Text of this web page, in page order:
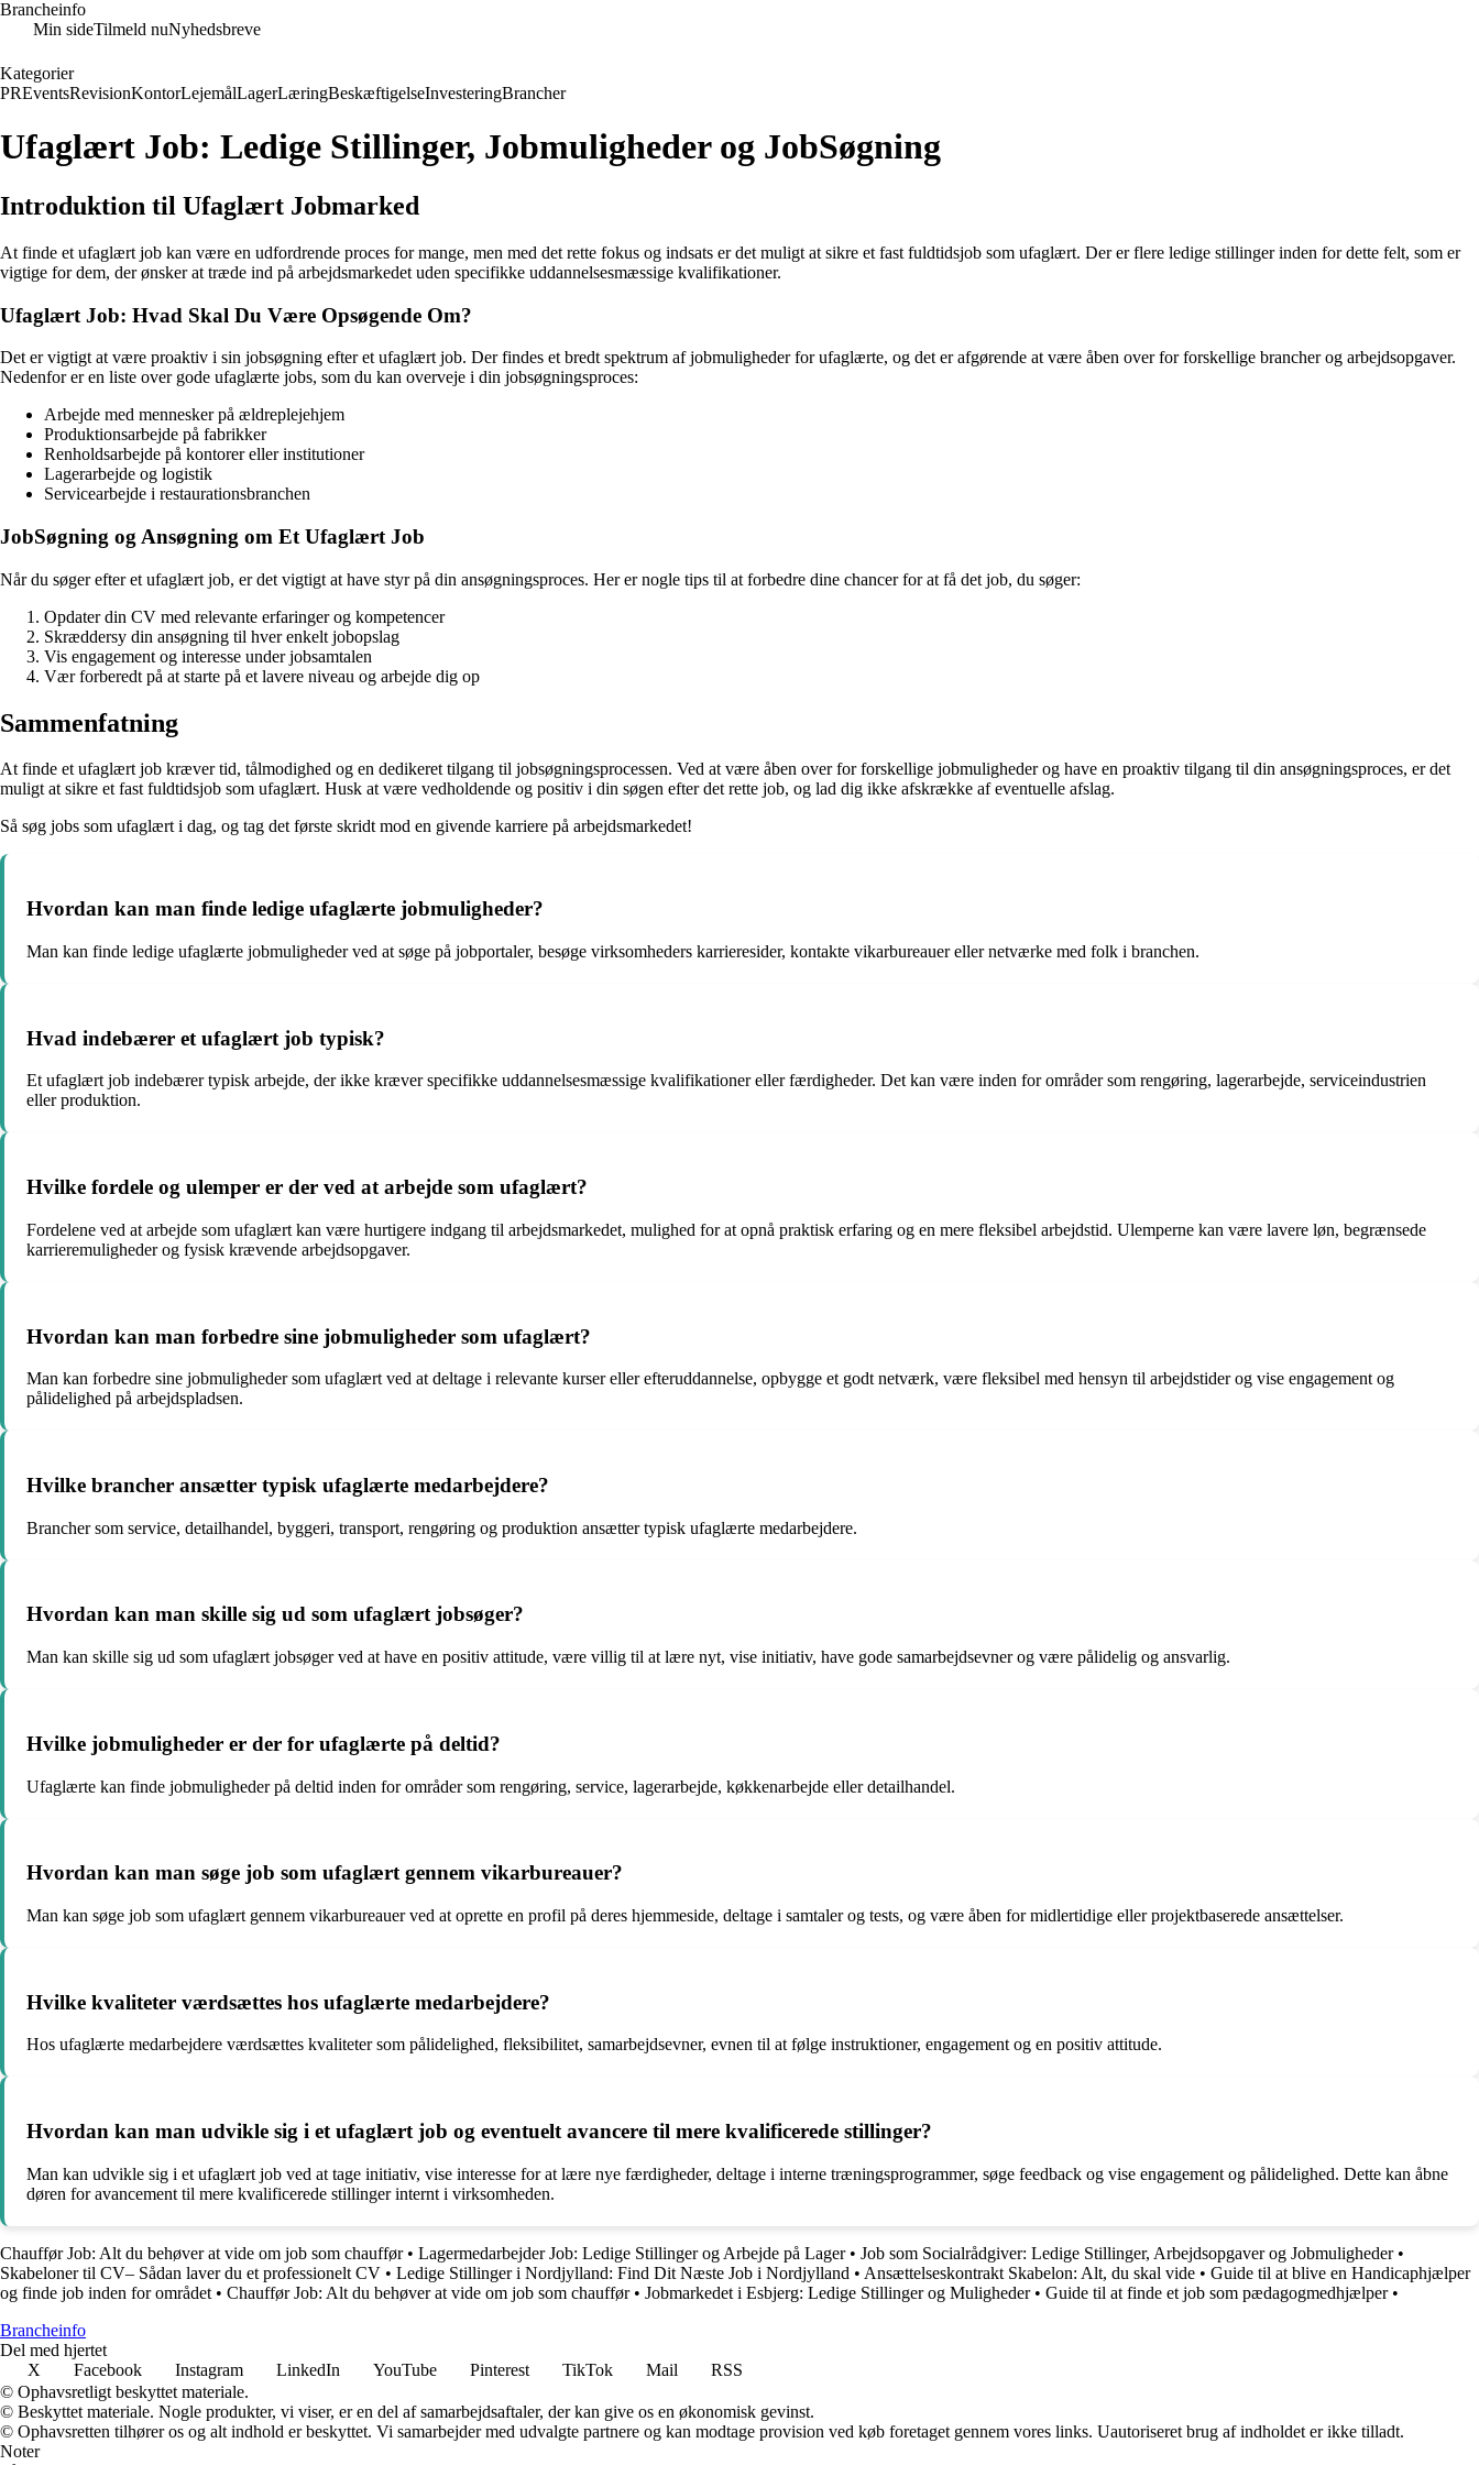
Brancheinfo
Min sideTilmeld nuNyhedsbreve
Kategorier
PREventsRevisionKontorLejemålLagerLæringBeskæftigelseInvesteringBrancher
Ufaglært Job: Ledige Stillinger, Jobmuligheder og JobSøgning
Introduktion til Ufaglært Jobmarked
At finde et ufaglært job kan være en udfordrende proces for mange, men med det rette fokus og indsats er det muligt at sikre et fast fuldtidsjob som ufaglært. Der er flere ledige stillinger inden for dette felt, som er
vigtige for dem, der ønsker at træde ind på arbejdsmarkedet uden specifikke uddannelsesmæssige kvalifikationer.
Ufaglært Job: Hvad Skal Du Være Opsøgende Om?
Det er vigtigt at være proaktiv i sin jobsøgning efter et ufaglært job. Der findes et bredt spektrum af jobmuligheder for ufaglærte, og det er afgørende at være åben over for forskellige brancher og arbejdsopgaver.
Nedenfor er en liste over gode ufaglærte jobs, som du kan overveje i din jobsøgningsproces:
Arbejde med mennesker på ældreplejehjem
Produktionsarbejde på fabrikker
Renholdsarbejde på kontorer eller institutioner
Lagerarbejde og logistik
Servicearbejde i restaurationsbranchen
JobSøgning og Ansøgning om Et Ufaglært Job
Når du søger efter et ufaglært job, er det vigtigt at have styr på din ansøgningsproces. Her er nogle tips til at forbedre dine chancer for at få det job, du søger:
Opdater din CV med relevante erfaringer og kompetencer
Skræddersy din ansøgning til hver enkelt jobopslag
Vis engagement og interesse under jobsamtalen
Vær forberedt på at starte på et lavere niveau og arbejde dig op
Sammenfatning
At finde et ufaglært job kræver tid, tålmodighed og en dedikeret tilgang til jobsøgningsprocessen. Ved at være åben over for forskellige jobmuligheder og have en proaktiv tilgang til din ansøgningsproces, er det
muligt at sikre et fast fuldtidsjob som ufaglært. Husk at være vedholdende og positiv i din søgen efter det rette job, og lad dig ikke afskrække af eventuelle afslag.
Så søg jobs som ufaglært i dag, og tag det første skridt mod en givende karriere på arbejdsmarkedet!
Hvordan kan man finde ledige ufaglærte jobmuligheder?
Man kan finde ledige ufaglærte jobmuligheder ved at søge på jobportaler, besøge virksomheders karrieresider, kontakte vikarbureauer eller netværke med folk i branchen.
Hvad indebærer et ufaglært job typisk?
Et ufaglært job indebærer typisk arbejde, der ikke kræver specifikke uddannelsesmæssige kvalifikationer eller færdigheder. Det kan være inden for områder som rengøring, lagerarbejde, serviceindustrien
eller produktion.
Hvilke fordele og ulemper er der ved at arbejde som ufaglært?
Fordelene ved at arbejde som ufaglært kan være hurtigere indgang til arbejdsmarkedet, mulighed for at opnå praktisk erfaring og en mere fleksibel arbejdstid. Ulemperne kan være lavere løn, begrænsede
karrieremuligheder og fysisk krævende arbejdsopgaver.
Hvordan kan man forbedre sine jobmuligheder som ufaglært?
Man kan forbedre sine jobmuligheder som ufaglært ved at deltage i relevante kurser eller efteruddannelse, opbygge et godt netværk, være fleksibel med hensyn til arbejdstider og vise engagement og
pålidelighed på arbejdspladsen.
Hvilke brancher ansætter typisk ufaglærte medarbejdere?
Brancher som service, detailhandel, byggeri, transport, rengøring og produktion ansætter typisk ufaglærte medarbejdere.
Hvordan kan man skille sig ud som ufaglært jobsøger?
Man kan skille sig ud som ufaglært jobsøger ved at have en positiv attitude, være villig til at lære nyt, vise initiativ, have gode samarbejdsevner og være pålidelig og ansvarlig.
Hvilke jobmuligheder er der for ufaglærte på deltid?
Ufaglærte kan finde jobmuligheder på deltid inden for områder som rengøring, service, lagerarbejde, køkkenarbejde eller detailhandel.
Hvordan kan man søge job som ufaglært gennem vikarbureauer?
Man kan søge job som ufaglært gennem vikarbureauer ved at oprette en profil på deres hjemmeside, deltage i samtaler og tests, og være åben for midlertidige eller projektbaserede ansættelser.
Hvilke kvaliteter værdsættes hos ufaglærte medarbejdere?
Hos ufaglærte medarbejdere værdsættes kvaliteter som pålidelighed, fleksibilitet, samarbejdsevner, evnen til at følge instruktioner, engagement og en positiv attitude.
Hvordan kan man udvikle sig i et ufaglært job og eventuelt avancere til mere kvalificerede stillinger?
Man kan udvikle sig i et ufaglært job ved at tage initiativ, vise interesse for at lære nye færdigheder, deltage i interne træningsprogrammer, søge feedback og vise engagement og pålidelighed. Dette kan åbne
døren for avancement til mere kvalificerede stillinger internt i virksomheden.
Chauffør Job: Alt du behøver at vide om job som chauffør• Lagermedarbejder Job: Ledige Stillinger og Arbejde på Lager• Job som Socialrådgiver: Ledige Stillinger, Arbejdsopgaver og Jobmuligheder•
Skabeloner til CV– Sådan laver du et professionelt CV • Ledige Stillinger i Nordjylland: Find Dit Næste Job i Nordjylland • Ansættelseskontrakt Skabelon: Alt, du skal vide • Guide til at blive en Handicaphjælper
og finde job inden for området • Chauffør Job: Alt du behøver at vide om job som chauffør• Jobmarkedet i Esbjerg: Ledige Stillinger og Muligheder• Guide til at finde et job som pædagogmedhjælper•
Brancheinfo
Del med hjertet
X
Facebook Instagram LinkedIn YouTube Pinterest TikTok Mail
RSS
© Ophavsretligt beskyttet materiale.
© Beskyttet materiale. Nogle produkter, vi viser, er en del af samarbejdsaftaler, der kan give os en økonomisk gevinst.
© Ophavsretten tilhører os og alt indhold er beskyttet. Vi samarbejder med udvalgte partnere og kan modtage provision ved køb foretaget gennem vores links. Uautoriseret brug af indholdet er ikke tilladt.
Noter